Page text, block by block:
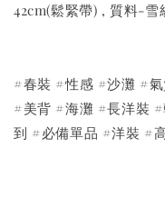
42cm(鬆緊帶) , 質料-雪
#春裝 #性感 #沙灘 #
#美背 #海灘 #長洋裝
到 #必備單品 #洋裝 #